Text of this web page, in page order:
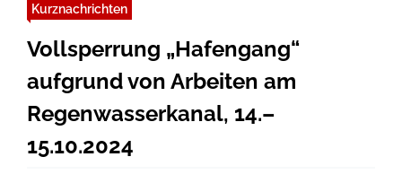
Kurznachrichten
Vollsperrung „Hafengang“
aufgrund von Arbeiten am
Regenwasserkanal, 14.–
15.10.2024